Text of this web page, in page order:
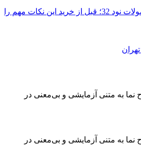
راهنمای خرید محصولات نود 32؛ قبل از خرید این نکات مهم را
نما به متنی آزمایشی و بی‌معنی در
نما به متنی آزمایشی و بی‌معنی در